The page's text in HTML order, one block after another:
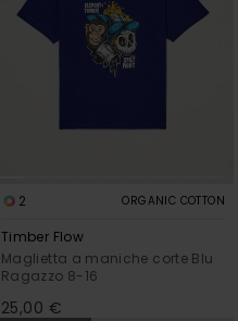
2 ORGANIC COTTON
Timber Flow
Maglietta a maniche corte Blu
Ragazzo 8-16
25,00 €